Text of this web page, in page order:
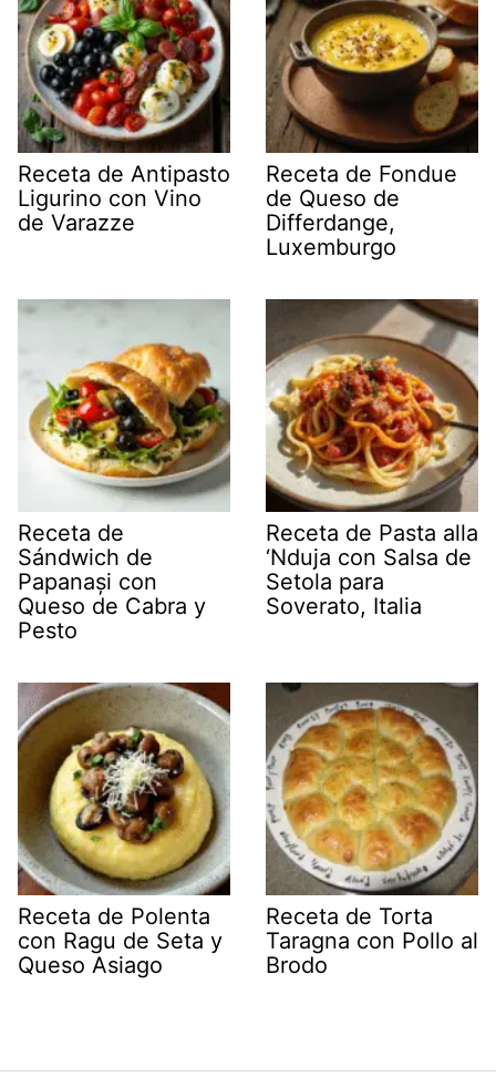
Receta de Antipasto
Ligurino con Vino
de Varazze
Receta de Fondue
de Queso de
Differdange,
Luxemburgo
Receta de
Sándwich de
Papanași con
Queso de Cabra y
Pesto
Receta de Pasta alla
‘Nduja con Salsa de
Setola para
Soverato, Italia
Receta de Polenta
con Ragu de Seta y
Queso Asiago
Receta de Torta
Taragna con Pollo al
Brodo